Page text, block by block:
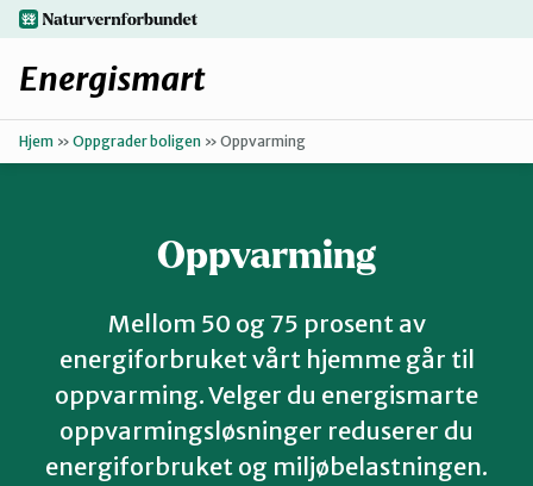
Hopp
til
hovedinnhold
Få hjelp
naturvernforbundet.no
Energismart
Hjem » Oppgrader boligen » Oppvarming
Oppvarming
Mellom 50 og 75 prosent av
energiforbruket vårt hjemme går til
oppvarming. Velger du energismarte
oppvarmingsløsninger reduserer du
energiforbruket og miljøbelastningen.